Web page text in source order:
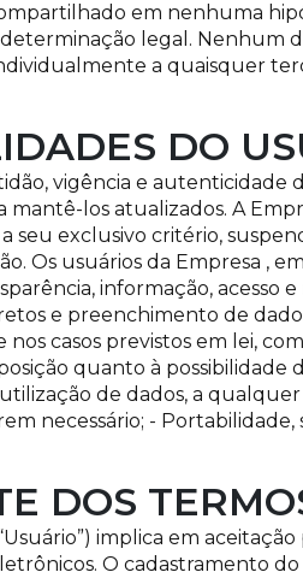
em nenhuma
legal. Nenhum
a quaisquer
DO
vigência e autenticidade
los atualizados. A
seu exclusivo critério,
Os usuários da Empresa ,
informação, acesso
e preenchimento de
casos previstos em lei,
quanto à
de dados, a
necessário; - Portabilidade,
DOS
implica em
O cadastramento